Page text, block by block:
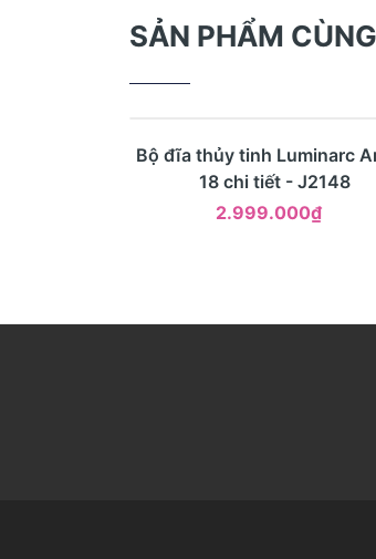
SẢN PHẨM
Mua ngay Xem nhanh
Bộ đĩa thủy tinh Luminarc
18 chi tiết - J2148
2.999.000₫